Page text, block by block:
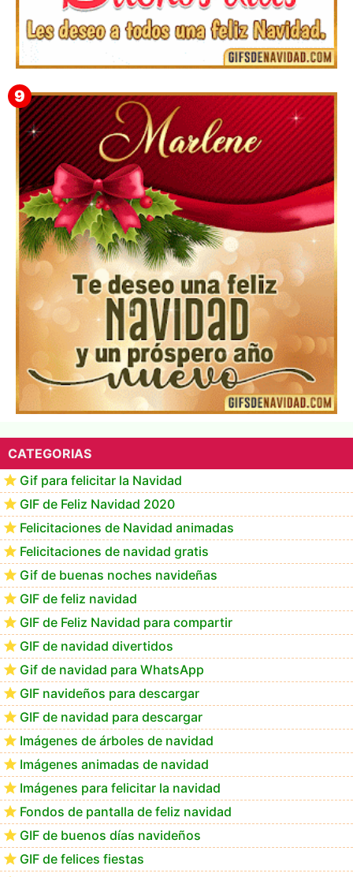
Los mejores GIF de buenos días navideños
Te deseo una Feliz Navidad Marlene
CATEGORIAS
Gif para felicitar la Navidad
GIF de Feliz Navidad 2020
Felicitaciones de Navidad animadas
Felicitaciones de navidad gratis
Gif de buenas noches navideñas
GIF de feliz navidad
GIF de Feliz Navidad para compartir
GIF de navidad divertidos
Gif de navidad para WhatsApp
GIF navideños para descargar
GIF de navidad para descargar
Imágenes de árboles de navidad
Imágenes animadas de navidad
Imágenes para felicitar la navidad
Fondos de pantalla de feliz navidad
GIF de buenos días navideños
GIF de felices fiestas